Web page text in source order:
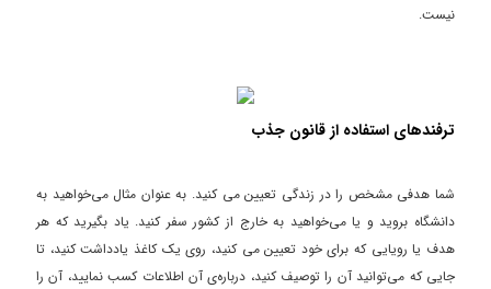
نیست.
ترفندهای استفاده از قانون جذب
شما هدفی مشخص را در زندگی تعیین می کنید. به عنوان مثال می‌خواهید به
دانشگاه بروید و یا می‌خواهید به خارج از کشور سفر کنید. یاد بگیرید که هر
هدف یا رویایی که برای خود تعیین می کنید، روی یک کاغذ یادداشت کنید، تا
جایی که می‌توانید آن را توصیف کنید، درباره‌ی آن اطلاعات کسب نمایید، آن را